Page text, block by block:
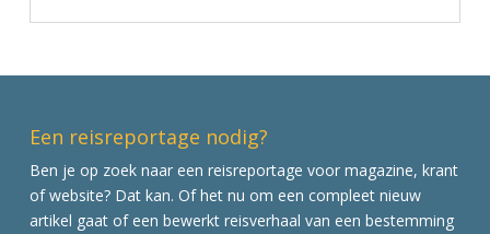
Een reisreportage nodig?
Ben je op zoek naar een reisreportage voor magazine, krant
of website? Dat kan. Of het nu om een compleet nieuw
artikel gaat of een bewerkt reisverhaal van een bestemming